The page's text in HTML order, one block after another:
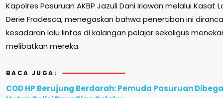
Kapolres Pasuruan AKBP Jazuli Dani Iriawan melalui Kasat
Derie Fradesca, menegaskan bahwa penertiban ini
kesadaran lalu lintas di kalangan pelajar sekaligus
melibatkan mereka.
BACA JUGA:
COD HP Berujung Berdarah: Pemuda Pasuruan